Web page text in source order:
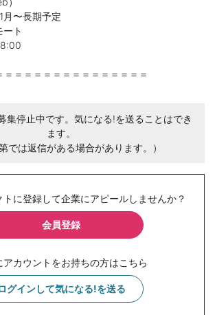
〜長期予定
ト
＝＝＝＝＝＝＝＝＝＝＝＝＝＝＝
集停止中です。気になる!を送ることはでき
ます。
では返信がある場合があります。）
トに登録して企業にアピールしませんか？
会員登録
アカウントをお持ちの方はこちら
グインして気になる!を送る